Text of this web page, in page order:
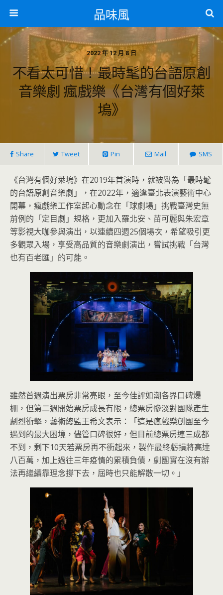
品味風
2022 年 12 月 8 日
不看太可惜！最時髦的台語原創
音樂劇 瘋戲樂《台灣有個好萊
塢》
Share Tweet Pin Mail SMS
《台灣有個好萊塢》在2019年首演時，就被譽為「最時髦
的台語原創音樂劇」，在2022年，適逢臺北表演藝術中心
開幕，瘋戲樂工作室起心動念在「球劇場」挑戰臺灣史無
前例的「定目劇」規格，更加入羅北安、苗可麗與朱宏章
等影視大咖參與演出，以連續四週25個場次，希望吸引更
多觀眾入場，享受高品質的音樂劇演出，嘗試挑戰「台灣
也有百老匯」的可能。
雖然首週演出票房非常亮眼，至今佳評如潮各界口碑爆
棚，但第二週開始票房成長有限，總票房慘淡對團隊產生
劇烈衝擊，藝術總監王希文表示：「這是瘋戲樂創團至今
遇到的最大困境，儘管口碑很好，但目前總票房連三成都
不到，剩下10天若票房再不衝起來，製作最終虧損將高達
八百萬，加上過往三年疫情的累積負債，劇團實在沒有辦
法再繼續靠理念撐下去，屆時也只能解散一切。」